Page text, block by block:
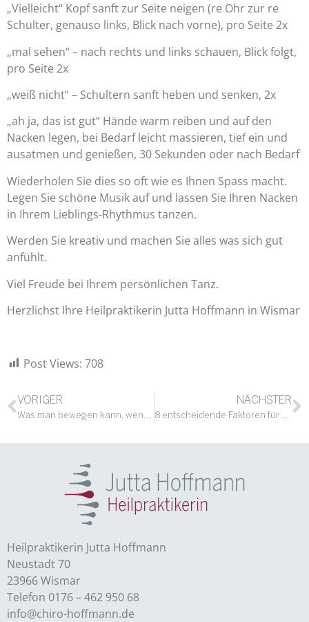
„Vielleicht“ Kopf sanft zur Seite neigen (re Ohr zur re
Schulter, genauso links, Blick nach vorne), pro Seite 2x
„mal sehen“ – nach rechts und links schauen, Blick folgt,
pro Seite 2x
„weiß nicht“ – Schultern sanft heben und senken, 2x
„ah ja, das ist gut“ Hände warm reiben und auf den
Nacken legen, bei Bedarf leicht massieren, tief ein und
ausatmen und genießen, 30 Sekunden oder nach Bedarf
Wiederholen Sie dies so oft wie es Ihnen Spass macht.
Legen Sie schöne Musik auf und lassen Sie Ihren Nacken
in Ihrem Lieblings-Rhythmus tanzen.
Werden Sie kreativ und machen Sie alles was sich gut
anfühlt.
Viel Freude bei Ihrem persönlichen Tanz.
Herzlichst Ihre Heilpraktikerin Jutta Hoffmann in Wismar
Post Views: 708
VORIGER
Was man bewegen kann, wenn man sich bewegt!
NÄCHSTER
8 entscheidende Faktoren für ein gesundes Leben
Heilpraktikerin Jutta Hoffmann
Neustadt 70
23966 Wismar
Telefon 0176 – 462 950 68
info@chiro-hoffmann.de